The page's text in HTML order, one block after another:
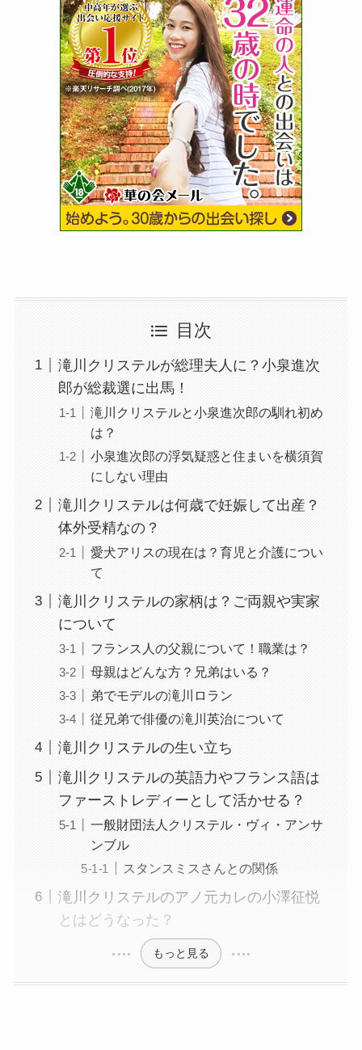
目次
滝川クリステルが総理夫人に？小泉進次
郎が総裁選に出馬！
滝川クリステルと小泉進次郎の馴れ初め
は？
小泉進次郎の浮気疑惑と住まいを横須賀
にしない理由
滝川クリステルは何歳で妊娠して出産？
体外受精なの？
愛犬アリスの現在は？育児と介護につい
て
滝川クリステルの家柄は？ご両親や実家
について
フランス人の父親について！職業は？
母親はどんな方？兄弟はいる？
弟でモデルの滝川ロラン
従兄弟で俳優の滝川英治について
滝川クリステルの生い立ち
滝川クリステルの英語力やフランス語は
ファーストレディーとして活かせる？
一般財団法人クリステル・ヴィ・アンサ
ンブル
スタンスミスさんとの関係
滝川クリステルのアノ元カレの小澤征悦
とはどうなった？
もっと見る